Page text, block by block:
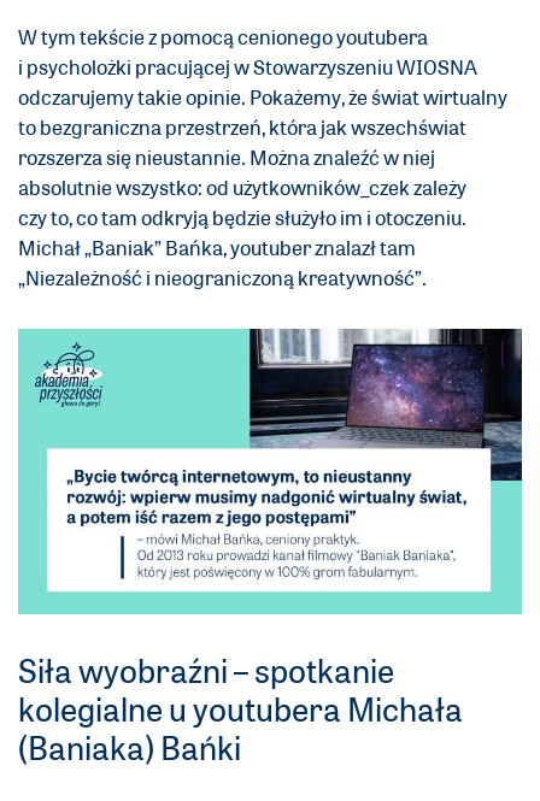
W tym tekście z pomocą cenionego youtubera
i psycholożki pracującej w Stowarzyszeniu WIOSNA
odczarujemy takie opinie. Pokażemy, że świat wirtualny
to bezgraniczna przestrzeń, która jak wszechświat
rozszerza się nieustannie. Można znaleźć w niej
absolutnie wszystko: od użytkowników_czek zależy
czy to, co tam odkryją będzie służyło im i otoczeniu.
Michał „Baniak” Bańka, youtuber znalazł tam
„Niezależność i nieograniczoną kreatywność”.
Siła wyobraźni – spotkanie
kolegialne u youtubera Michała
(Baniaka) Bańki